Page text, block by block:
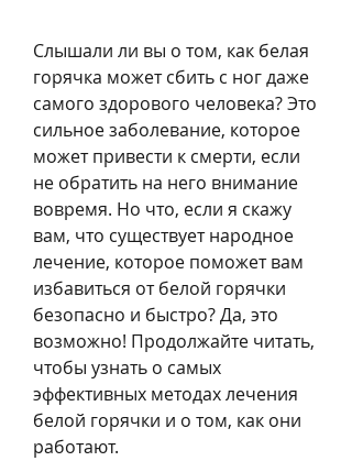
Слышали ли вы о том, как белая
горячка может сбить с ног даже
самого здорового человека? Это
сильное заболевание, которое
может привести к смерти, если
не обратить на него внимание
вовремя. Но что, если я скажу
вам, что существует народное
лечение, которое поможет вам
избавиться от белой горячки
безопасно и быстро? Да, это
возможно! Продолжайте читать,
чтобы узнать о самых
эффективных методах лечения
белой горячки и о том, как они
работают.